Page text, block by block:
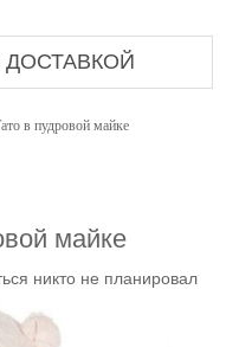
в пудровой майке
майке
никто не планировал